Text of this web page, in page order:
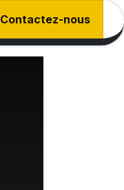
Contactez-nous